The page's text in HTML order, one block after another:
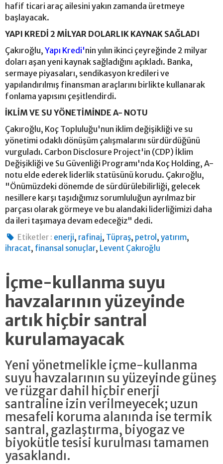
hafif ticari araç ailesini yakın zamanda üretmeye
başlayacak.
YAPI KREDİ 2 MİLYAR DOLARLIK KAYNAK SAĞLADI
Çakıroğlu, Yapı Kredi'nin yılın ikinci çeyreğinde 2 milyar
doları aşan yeni kaynak sağladığını açıkladı. Banka,
sermaye piyasaları, sendikasyon kredileri ve
yapılandırılmış finansman araçlarını birlikte kullanarak
fonlama yapısını çeşitlendirdi.
İKLİM VE SU YÖNETİMİNDE A- NOTU
Çakıroğlu, Koç Topluluğu'nun iklim değişikliği ve su
yönetimi odaklı dönüşüm çalışmalarını sürdürdüğünü
vurguladı. Carbon Disclosure Project'in (CDP) İklim
Değişikliği ve Su Güvenliği Programı'nda Koç Holding, A-
notu elde ederek liderlik statüsünü korudu. Çakıroğlu,
"Önümüzdeki dönemde de sürdürülebilirliği, gelecek
nesillere karşı taşıdığımız sorumluluğun ayrılmaz bir
parçası olarak görmeye ve bu alandaki liderliğimizi daha
da ileri taşımaya devam edeceğiz" dedi.
Etiketler : enerji, rafinaj, Tüpraş, petrol ,yatırım,
ihracat, finansal sonuçlar, Levent Çakıroğlu
İçme-kullanma suyu
havzalarının yüzeyinde
artık hiçbir santral
kurulamayacak
Yeni yönetmelikle içme-kullanma
suyu havzalarının su yüzeyinde güneş
ve rüzgar dahil hiçbir enerji
santraline izin verilmeyecek; uzun
mesafeli koruma alanında ise termik
santral, gazlaştırma, biyogaz ve
biyokütle tesisi kurulması tamamen
yasaklandı.